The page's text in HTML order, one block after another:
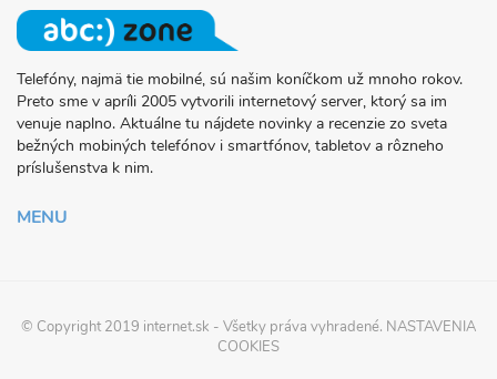
O
PROJEKTE
FONY.SK
Telefóny, najmä tie mobilné, sú našim koníčkom už mnoho rokov.
Preto sme v apríli 2005 vytvorili internetový server, ktorý sa im
venuje naplno. Aktuálne tu nájdete novinky a recenzie zo sveta
bežných mobiných telefónov i smartfónov, tabletov a rôzneho
príslušenstva k nim.
MENU
© Copyright 2019 internet.sk - Všetky práva vyhradené. NASTAVENIA
COOKIES